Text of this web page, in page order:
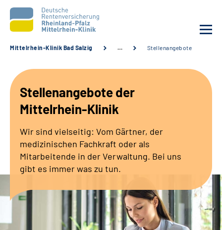
Unsere Angebote
Karriere
Zuweisende &
Mittelrhein-Klinik Bad Salzig … Stellenangebote
Stellenangebote der
Mittelrhein-Klinik
Wir sind vielseitig: Vom Gärtner, der
medizinischen Fachkraft oder als
Mitarbeitende in der Verwaltung. Bei uns
gibt es immer was zu tun.